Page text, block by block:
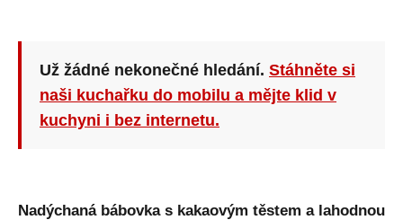
Už žádné nekonečné hledání. Stáhněte si
naši kuchařku do mobilu a mějte klid v
kuchyni i bez internetu.
Nadýchaná bábovka s kakaovým těstem a lahodnou